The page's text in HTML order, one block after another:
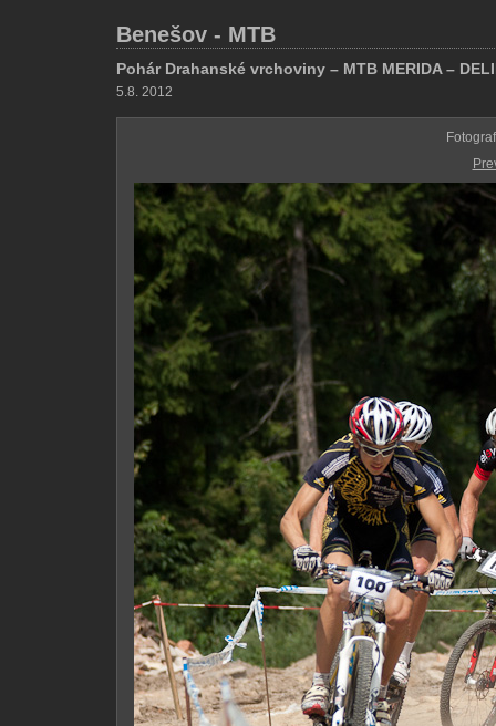
Benešov - MTB
Pohár Drahanské vrchoviny – MTB MERIDA –
5.8. 2012